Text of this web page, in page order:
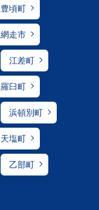
豊頃町
網走市
江差町
羅臼町
浜頓別町
天塩町
乙部町